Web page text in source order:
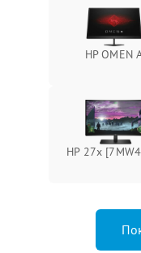
Неисправность системы
защиты от перегрева
Поломка системы
Поломка системы
от замыкания
HP OMEN
HP 27x